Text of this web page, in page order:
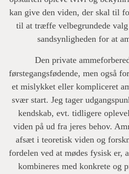
kan give den viden, der skal til
til at træffe velbegrundede
sandsynligheden for at
Den private
førstegangsfødende, men også
et mislykket eller kompliceret
svær start. Jeg tager
kendskab, evt. tidligere
viden på ud fra jeres behov.
afsæt i teoretisk viden og
fordelen ved at mødes fysisk er,
kombineres med konkrete og